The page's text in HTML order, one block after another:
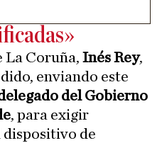
La Coruña, Inés Rey,
enviando este
del Gobierno
, para exigir
dispositivo de